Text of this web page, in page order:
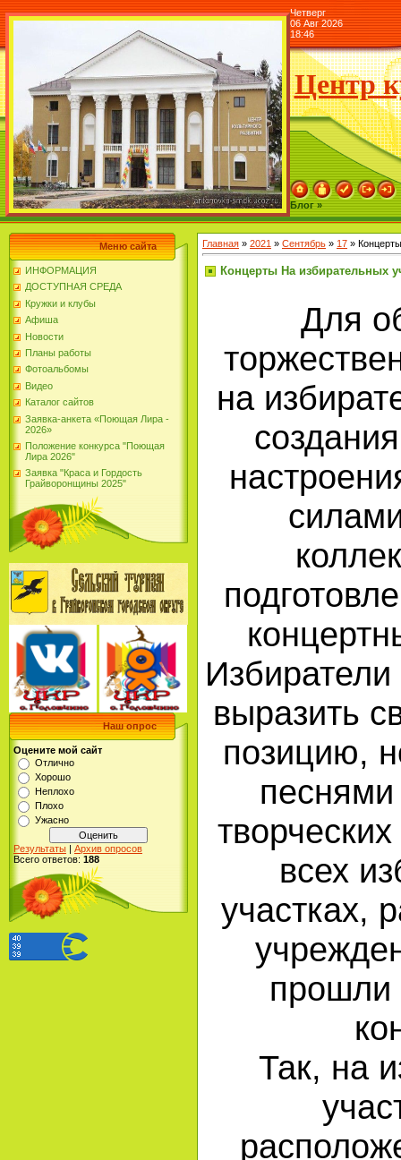
Четверг
06 Авг 2026
18:46
Центр
Блог »
Меню сайта
ИНФОРМАЦИЯ
ДОСТУПНАЯ СРЕДА
Кружки и клубы
Афиша
Новости
Планы работы
Фотоальбомы
Видео
Каталог сайтов
Заявка-анкета «Поющая Лира -
2026»
Положение конкурса "Поющая
Лира 2026"
Заявка "Краса и Гордость
Грайворонщины 2025"
Наш опрос
Оцените мой сайт
Отлично
Хорошо
Неплохо
Плохо
Ужасно
Результаты | Архив опросов
Всего ответов: 188
Главная » 2021 » Сентябрь » 17 »
Концерты На избирательных
Для
на
выразить
позицию,
всех
участках,
прошли
Так, на